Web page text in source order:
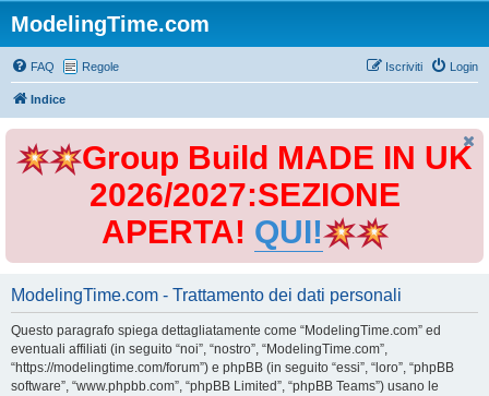
ModelingTime.com
FAQ Regole Login
Iscriviti
Indice
Group Build MADE IN UK
2026/2027:SEZIONE
APERTA! QUI!
ModelingTime.com - Trattamento dei dati personali
Questo paragrafo spiega dettagliatamente come “ModelingTime.com” ed
eventuali affiliati (in seguito “noi”, “nostro”, “ModelingTime.com”,
“https://modelingtime.com/forum”) e phpBB (in seguito “essi”, “loro”, “phpBB
software”, “www.phpbb.com”, “phpBB Limited”, “phpBB Teams”) usano le